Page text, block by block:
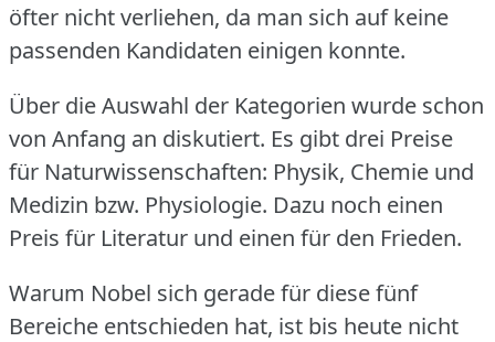
öfter nicht verliehen, da man sich auf keine
passenden Kandidaten einigen konnte.
Über die Auswahl der Kategorien wurde schon
von Anfang an diskutiert. Es gibt drei Preise
für Naturwissenschaften: Physik, Chemie und
Medizin bzw. Physiologie. Dazu noch einen
Preis für Literatur und einen für den Frieden.
Warum Nobel sich gerade für diese fünf
Bereiche entschieden hat, ist bis heute nicht